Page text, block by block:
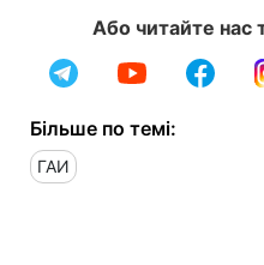
Або читайте нас
Більше по темі:
ГАИ